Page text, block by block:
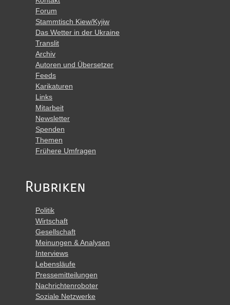
Forum
Stammtisch Kiew/Kyjiw
Das Wetter in der Ukraine
Translit
Archiv
Autoren und Übersetzer
Feeds
Karikaturen
Links
Mitarbeit
Newsletter
Spenden
Themen
Frühere Umfragen
Rubriken
Politik
Wirtschaft
Gesellschaft
Meinungen & Analysen
Interviews
Lebensläufe
Pressemitteilungen
Nachrichtenroboter
Soziale Netzwerke